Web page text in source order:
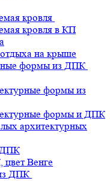
кровля
кровля в КП
на крыше
формы из ДПК
формы из
формы и ДПК
архитектурных
ДПК
Венге
ДПК